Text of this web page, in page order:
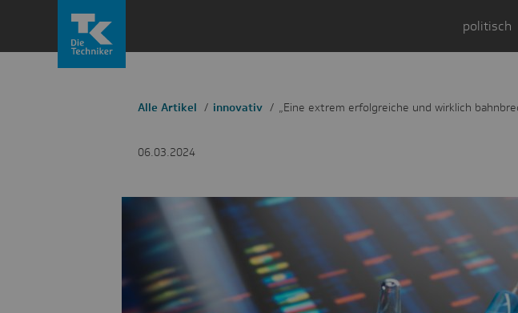
politisch
Alle Artikel innovativ „Eine extrem erfolgreiche und wirklich
06.03.2024